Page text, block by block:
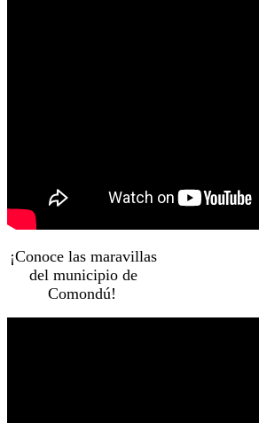
¡Conoce las maravillas
del municipio de
Comondú!